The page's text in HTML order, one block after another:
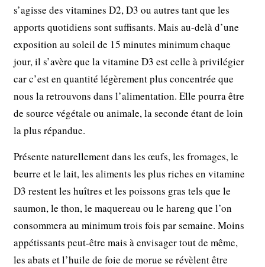
s’agisse des vitamines D2, D3 ou autres tant que les
apports quotidiens sont suffisants. Mais au-delà d’une
exposition au soleil de 15 minutes minimum chaque
jour, il s’avère que la vitamine D3 est celle à privilégier
car c’est en quantité légèrement plus concentrée que
nous la retrouvons dans l’alimentation. Elle pourra être
de source végétale ou animale, la seconde étant de loin
la plus répandue.
Présente naturellement dans les œufs, les fromages, le
beurre et le lait, les aliments les plus riches en vitamine
D3 restent les huîtres et les poissons gras tels que le
saumon, le thon, le maquereau ou le hareng que l’on
consommera au minimum trois fois par semaine. Moins
appétissants peut-être mais à envisager tout de même,
les abats et l’huile de foie de morue se révèlent être